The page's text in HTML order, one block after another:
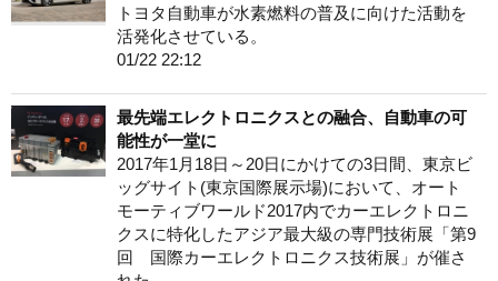
トヨタ自動車が水素燃料の普及に向けた活動を
活発化させている。
01/22 22:12
最先端エレクトロニクスとの融合、自動車の可
能性が一堂に
2017年1月18日～20日にかけての3日間、東京ビ
ッグサイト(東京国際展示場)において、オート
モーティブワールド2017内でカーエレクトロニ
クスに特化したアジア最大級の専門技術展「第9
回 国際カーエレクトロニクス技術展」が催さ